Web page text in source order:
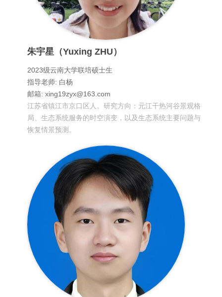
朱宇星（Yuxing ZHU）
2023级云南大学联培硕士生
指导老师: 白杨
邮箱: xing19zyx@163.com
江苏省镇江市京口区人。研究方向：元江干热河谷景观格
局、生态系统服务的时空演变，以及生态系统主要问题与
恢复情景预测。